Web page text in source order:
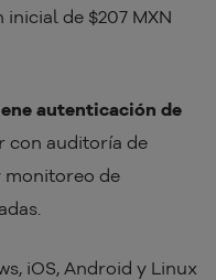
de $207 MXN
autenticación de
con auditoría de
monitoreo de
iOS, Android y Linux